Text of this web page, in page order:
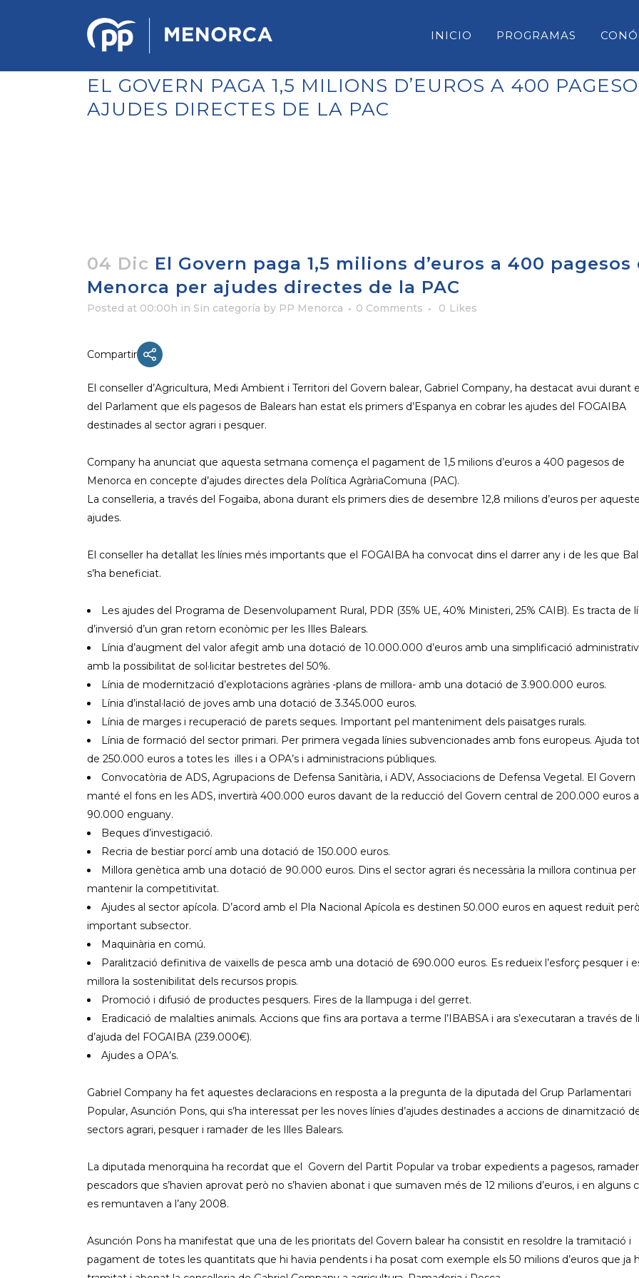
INICIO PROGRAMAS
ACTUALIDAD
PONENCIA DE REGLAMENTO Y
PONENCIA DE ACCIÓN POLÍTICA
EL GOVERN PAGA 1,5 MILIONS D’EUROS A 400
AJUDES DIRECTES DE LA PAC
04 Dic El Govern paga 1,5 milions d’euros a 400 pagesos
Menorca per ajudes directes de la PAC
Posted at 00:00h in Sin categoría by PP Menorca 0 Comments 0 Likes
Compartir
El conseller d’Agricultura, Medi Ambient i Territori del Govern balear, Gabriel Company, ha destacat avui durant
del Parlament que els pagesos de Balears han estat els primers d’Espanya en cobrar les ajudes del FOGAIBA
destinades al sector agrari i pesquer.
Company ha anunciat que aquesta setmana comença el pagament de 1,5 milions d’euros a 400 pagesos de
Menorca en concepte d’ajudes directes dela Política AgràriaComuna (PAC).
La conselleria, a través del Fogaiba, abona durant els primers dies de desembre 12,8 milions d’euros per
ajudes.
El conseller ha detallat les línies més importants que el FOGAIBA ha convocat dins el darrer any i de les que
s’ha beneficiat.
Les ajudes del Programa de Desenvolupament Rural, PDR (35% UE, 40% Ministeri, 25% CAIB). Es tracta de
d’inversió d’un gran retorn econòmic per les Illes Balears.
Línia d’augment del valor afegit amb una dotació de 10.000.000 d’euros amb una simplificació
amb la possibilitat de sol·licitar bestretes del 50%.
Línia de modernització d’explotacions agràries -plans de millora- amb una dotació de 3.900.000 euros.
Línia d’instal·lació de joves amb una dotació de 3.345.000 euros.
Línia de marges i recuperació de parets seques. Important pel manteniment dels paisatges rurals.
Línia de formació del sector primari. Per primera vegada línies subvencionades amb fons europeus. Ajuda
de 250.000 euros a totes les illes i a OPA’s i administracions públiques.
Convocatòria de ADS, Agrupacions de Defensa Sanitària, i ADV, Associacions de Defensa Vegetal. El Govern
manté el fons en les ADS, invertirà 400.000 euros davant de la reducció del Govern central de 200.000 euros a
90.000 enguany.
Beques d’investigació.
Recria de bestiar porcí amb una dotació de 150.000 euros.
Millora genètica amb una dotació de 90.000 euros. Dins el sector agrari és necessària la millora continua per
mantenir la competitivitat.
Ajudes al sector apícola. D’acord amb el Pla Nacional Apícola es destinen 50.000 euros en aquest reduït però
important subsector.
Maquinària en comú.
Paralització definitiva de vaixells de pesca amb una dotació de 690.000 euros. Es redueix l’esforç pesquer i
millora la sostenibilitat dels recursos propis.
Promoció i difusió de productes pesquers. Fires de la llampuga i del gerret.
Eradicació de malalties animals. Accions que fins ara portava a terme l’IBABSA i ara s’executaran a través de
d’ajuda del FOGAIBA (239.000€).
Ajudes a OPA’s.
Gabriel Company ha fet aquestes declaracions en resposta a la pregunta de la diputada del Grup Parlamentari
Popular, Asunción Pons, qui s’ha interessat per les noves línies d’ajudes destinades a accions de dinamització
sectors agrari, pesquer i ramader de les Illes Balears.
La diputada menorquina ha recordat que el Govern del Partit Popular va trobar expedients a pagesos,
pescadors que s’havien aprovat però no s’havien abonat i que sumaven més de 12 milions d’euros, i en alguns
es remuntaven a l’any 2008.
Asunción Pons ha manifestat que una de les prioritats del Govern balear ha consistit en resoldre la tramitació i
pagament de totes les quantitats que hi havia pendents i ha posat com exemple els 50 milions d’euros que ja